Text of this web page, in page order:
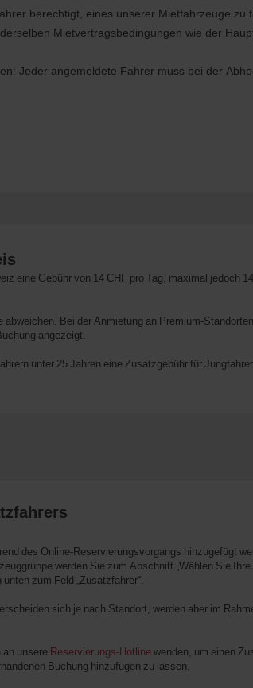
berechtigt, eines unserer Mietfahrzeuge
Mietvertragsbedingungen wie der
Jeder angemeldete Fahrer muss bei der
eine Gebühr von 14 CHF pro Tag, maximal
abweichen. Bei der Anmietung an Premium-
angezeigt.
unter 25 Jahren eine Zusatzgebühr für
des Online-Reservierungsvorgangs hinzugefügt
werden Sie zum Abschnitt „Wählen Sie Ihre
zum Feld „Zusatzfahrer“.
sich je nach Standort, werden aber im
unsere Reservierungs-Hotlinewenden, um einen
Buchung hinzufügen zu lassen.